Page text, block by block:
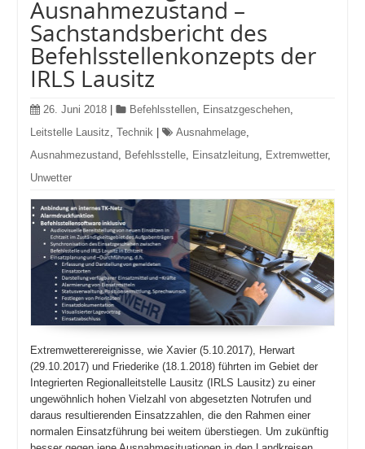
Ausnahmezustand –
Sachstandsbericht des
Befehlsstellenkonzepts der
IRLS Lausitz
26. Juni 2018 Befehlsstellen, Einsatzgeschehen,
Leitstelle Lausitz,Technik Ausnahmelage,
Ausnahmezustand, Befehlsstelle, Einsatzleitung, Extremwetter,
Unwetter
Extremwetterereignisse, wie Xavier (5.10.2017), Herwart
(29.10.2017) und Friederike (18.1.2018) führten im Gebiet der
Integrierten Regionalleitstelle Lausitz (IRLS Lausitz) zu einer
ungewöhnlich hohen Vielzahl von abgesetzten Notrufen und
daraus resultierenden Einsatzzahlen, die den Rahmen einer
normalen Einsatzführung bei weitem überstiegen. Um zukünftig